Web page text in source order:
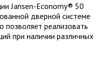
Jansen-Economy® 50
дверной системе
позволяет реализовать
при наличии различных